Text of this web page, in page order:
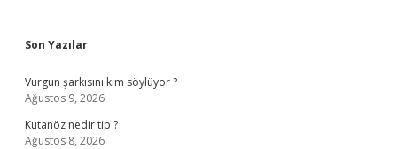
Sidebar
Son Yazılar
Vurgun şarkısını kim söylüyor ?
Ağustos 9, 2026
Kutanöz nedir tip ?
Ağustos 8, 2026